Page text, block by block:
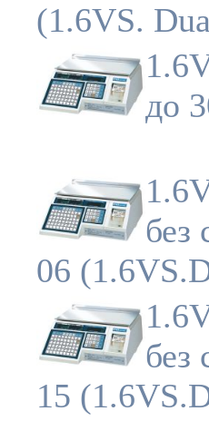
(1.6VS.
до
без
06
без
15